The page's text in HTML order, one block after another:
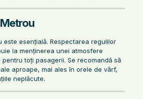
este esențială. Respectarea regulilor
la menținerea unei atmosfere
toți pasagerii. Se recomandă să
aproape, mai ales în orele de vârf,
neplăcute.